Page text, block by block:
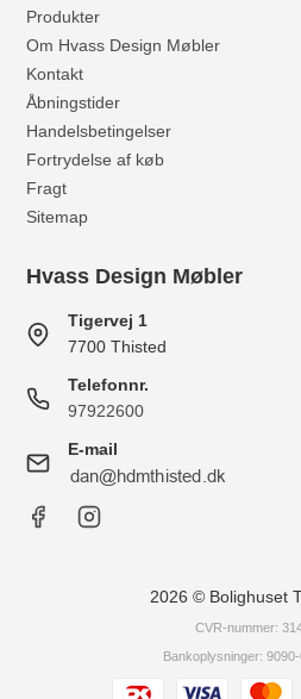
Produkter
Om Hvass Design Møbler
Kontakt
Åbningstider
Handelsbetingelser
Fortrydelse af køb
Fragt
Sitemap
Hvass Design Møbler
Tigervej 1
7700 Thisted
Telefonnr.
97922600
E-mail
2026 © Bolighuset
CVR-nummer:
Bankoplysninger: